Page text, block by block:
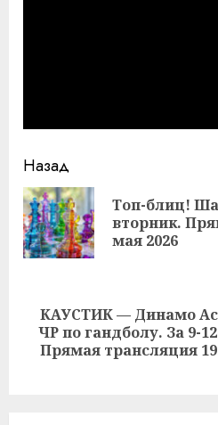
Продолжить
чтение
Назад
Топ-блиц!
вторник.
мая 2026
Следующая
запись:
КАУСТИК — Динамо
ЧР по гандболу. За 9-
Прямая трансляция